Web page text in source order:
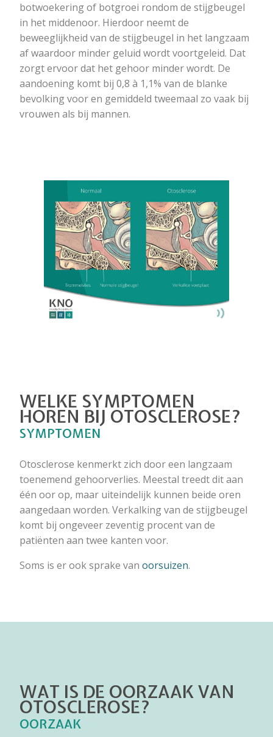
botwoekering of botgroei rondom de stijgbeugel
in het middenoor. Hierdoor neemt de
beweeglijkheid van de stijgbeugel in het langzaam
af waardoor minder geluid wordt voortgeleid. Dat
zorgt ervoor dat het gehoor minder wordt. De
aandoening komt bij 0,8 à 1,1% van de blanke
bevolking voor en gemiddeld tweemaal zo vaak bij
vrouwen als bij mannen.
WELKE SYMPTOMEN
HOREN BIJ OTOSCLEROSE?
SYMPTOMEN
Otosclerose kenmerkt zich door een langzaam
toenemend gehoorverlies. Meestal treedt dit aan
één oor op, maar uiteindelijk kunnen beide oren
aangedaan worden. Verkalking van de stijgbeugel
komt bij ongeveer zeventig procent van de
patiënten aan twee kanten voor.
Soms is er ook sprake van oorsuizen.
WAT IS DE OORZAAK VAN
OTOSCLEROSE?
OORZAAK